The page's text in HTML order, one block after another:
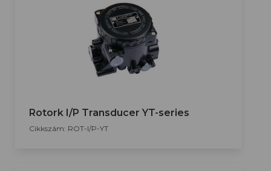
Rotork I/P Transducer YT-series
Cikkszám: ROT-I/P-YT